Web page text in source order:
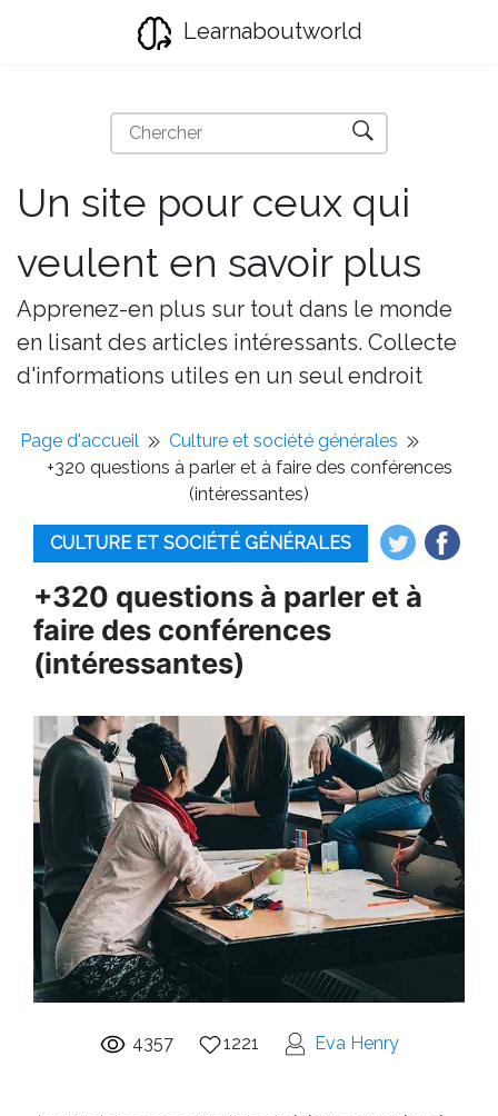
Learnaboutworld
Un site pour ceux qui
veulent en savoir plus
Apprenez-en plus sur tout dans le monde
en lisant des articles intéressants. Collecte
d'informations utiles en un seul endroit
Page d'accueil
Culture et société générales
+320 questions à parler et à faire des conférences
(intéressantes)
CULTURE ET SOCIÉTÉ GÉNÉRALES
+320 questions à parler et à
faire des conférences
(intéressantes)
4357 1221 Eva Henry